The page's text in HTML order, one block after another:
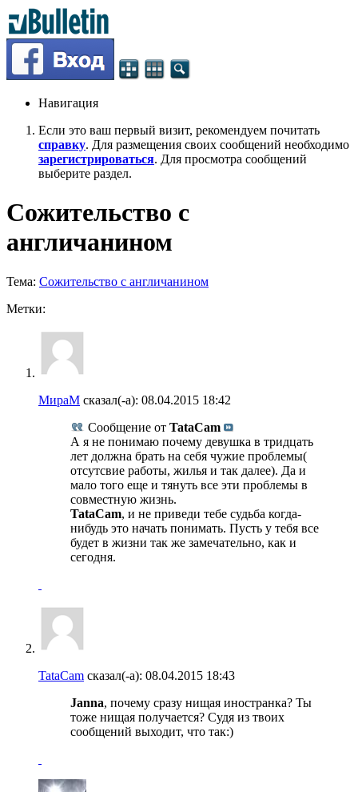
Навигация
Если это ваш первый визит, рекомендуем почитать
справку. Для размещения своих сообщений необходимо
зарегистрироваться. Для просмотра сообщений
выберите раздел.
Сожительство с
англичанином
Тема: Сожительство с англичанином
Метки:
МираМ сказал(-а): 08.04.2015 18:42
Сообщение от TataCam
А я не понимаю почему девушка в тридцать
лет должна брать на себя чужие проблемы(
отсутсвие работы, жилья и так далее). Да и
мало того еще и тянуть все эти проблемы в
совместную жизнь.
TataCam, и не приведи тебе судьба когда-
нибудь это начать понимать. Пусть у тебя все
будет в жизни так же замечательно, как и
сегодня.
TataCam сказал(-а): 08.04.2015 18:43
Janna, почему сразу нищая иностранка? Ты
тоже нищая получается? Судя из твоих
сообщений выходит, что так:)